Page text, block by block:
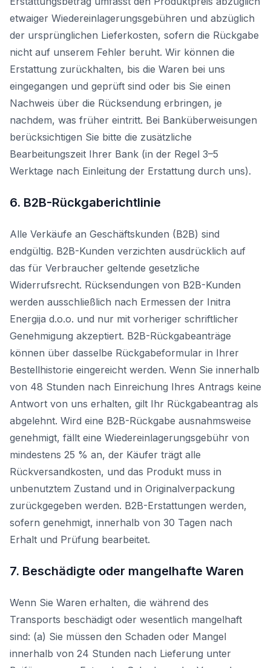
etwaiger Wiedereinlagerungsgebühren und abzüglich
der ursprünglichen Lieferkosten, sofern die Rückgabe
nicht auf unserem Fehler beruht. Wir können die
Erstattung zurückhalten, bis die Waren bei uns
eingegangen und geprüft sind oder bis Sie einen
Nachweis über die Rücksendung erbringen, je
nachdem, was früher eintritt. Bei Banküberweisungen
berücksichtigen Sie bitte die zusätzliche
Bearbeitungszeit Ihrer Bank (in der Regel 3–5
Werktage nach Einleitung der Erstattung durch uns).
6. B2B-Rückgaberichtlinie
Alle Verkäufe an Geschäftskunden (B2B) sind
endgültig. B2B-Kunden verzichten ausdrücklich auf
das für Verbraucher geltende gesetzliche
Widerrufsrecht. Rücksendungen von B2B-Kunden
werden ausschließlich nach Ermessen der Initra
Energija d.o.o. und nur mit vorheriger schriftlicher
Genehmigung akzeptiert. B2B-Rückgabeanträge
können über dasselbe Rückgabeformular in Ihrer
Bestellhistorie eingereicht werden. Wenn Sie innerhalb
von 48 Stunden nach Einreichung Ihres Antrags keine
Antwort von uns erhalten, gilt Ihr Rückgabeantrag als
abgelehnt. Wird eine B2B-Rückgabe ausnahmsweise
genehmigt, fällt eine Wiedereinlagerungsgebühr von
mindestens 25 % an, der Käufer trägt alle
Rückversandkosten, und das Produkt muss in
unbenutztem Zustand und in Originalverpackung
zurückgegeben werden. B2B-Erstattungen werden,
sofern genehmigt, innerhalb von 30 Tagen nach
Erhalt und Prüfung bearbeitet.
7. Beschädigte oder mangelhafte Waren
Wenn Sie Waren erhalten, die während des
Transports beschädigt oder wesentlich mangelhaft
sind: (a) Sie müssen den Schaden oder Mangel
innerhalb von 24 Stunden nach Lieferung unter